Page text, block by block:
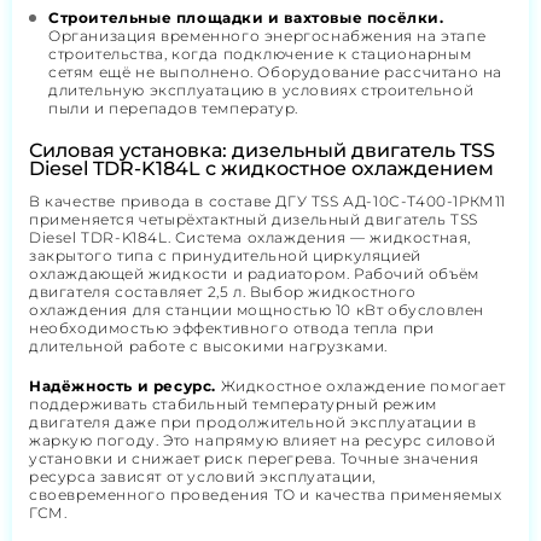
Строительные площадки и вахтовые посёлки.
Организация временного энергоснабжения на этапе
строительства, когда подключение к стационарным
сетям ещё не выполнено. Оборудование рассчитано на
длительную эксплуатацию в условиях строительной
пыли и перепадов температур.
Силовая установка: дизельный двигатель TSS
Diesel TDR-K184L с жидкостное охлаждением
В качестве привода в составе ДГУ TSS АД-10С-Т400-1РКМ11
применяется четырёхтактный дизельный двигатель TSS
Diesel TDR-K184L. Система охлаждения — жидкостная,
закрытого типа с принудительной циркуляцией
охлаждающей жидкости и радиатором. Рабочий объём
двигателя составляет 2,5 л. Выбор жидкостного
охлаждения для станции мощностью 10 кВт обусловлен
необходимостью эффективного отвода тепла при
длительной работе с высокими нагрузками.
Надёжность и ресурс. Жидкостное охлаждение помогает
поддерживать стабильный температурный режим
двигателя даже при продолжительной эксплуатации в
жаркую погоду. Это напрямую влияет на ресурс силовой
установки и снижает риск перегрева. Точные значения
ресурса зависят от условий эксплуатации,
своевременного проведения ТО и качества применяемых
ГСМ.